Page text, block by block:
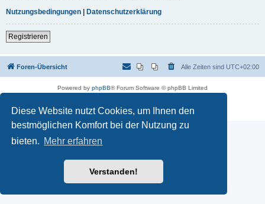
Diese Website nutzt Cookies, um Ihnen den
bestmöglichen Komfort bei der Nutzung zu
bieten. Mehr erfahren
Verstanden!
Nutzungsbedingungen | Datenschutzerklärung
Registrieren
Foren-Übersicht Alle Zeiten sind UTC+02:00
Powered by phpBB® Forum Software © phpBB Limited
Datenschutz|Nutzungsbedingungen